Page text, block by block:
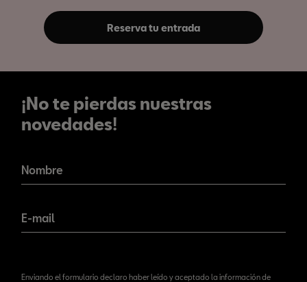
Reserva tu entrada
¡No te pierdas nuestras
novedades!
novedades!
Nombre
E-mail
Enviando el formulario declaro haber leído y aceptado la información de